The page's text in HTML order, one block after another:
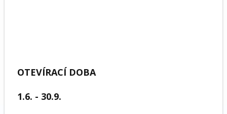
OTEVÍRACÍ DOBA
1.6. - 30.9.